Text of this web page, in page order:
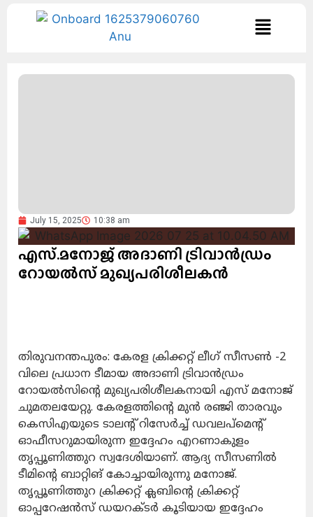
July 15, 2025 10:38 am
എസ്.മനോജ് അദാണി ട്രിവാന്‍ഡ്രം
റോയല്‍സ് മുഖ്യപരിശീലകന്‍
തിരുവനന്തപുരം: കേരള ക്രിക്കറ്റ് ലീഗ് സീസണ്‍ -2
വിലെ പ്രധാന ടീമായ അദാണി ട്രിവാന്‍ഡ്രം
റോയല്‍സിന്റെ മുഖ്യപരിശീലകനായി എസ് മനോജ്
ചുമതലയേറ്റു. കേരളത്തിന്റെ മുന്‍ രഞ്ജി താരവും
കെസിഎയുടെ ടാലന്റ് റിസേര്‍ച്ച് ഡവലപ്‌മെന്റ്
ഓഫീസറുമായിരുന്ന ഇദ്ദേഹം എറണാകുളം
തൃപ്പൂണിത്തുറ സ്വദേശിയാണ്. ആദ്യ സീസണില്‍
ടീമിന്റെ ബാറ്റിങ് കോച്ചായിരുന്നു മനോജ്.
തൃപ്പൂണിത്തുറ ക്രിക്കറ്റ് ക്ലബിന്റെ ക്രിക്കറ്റ്
ഓപ്പറേഷന്‍സ് ഡയറക്ടര്‍ കൂടിയായ ഇദ്ദേഹം